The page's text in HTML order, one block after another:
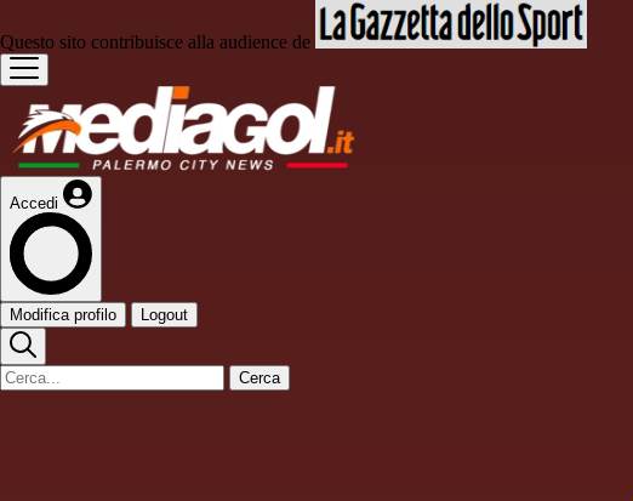
Questo sito contribuisce alla audience de
Accedi
Modifica profilo Logout
Cerca